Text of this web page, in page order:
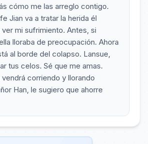
cómo me las arreglo contigo.
Jian va a tratar la herida él
mi sufrimiento. Antes, si
lloraba de preocupación. Ahora
al borde del colapso. Lansue,
tus celos. Sé que me amas.
corriendo y llorando
Han, le sugiero que ahorre